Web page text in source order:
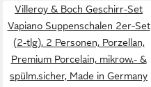
Villeroy & Boch Geschirr-Set
Vapiano Suppenschalen 2er-Set
(2-tlg), 2 Personen, Porzellan,
Premium Porcelain, mikrow.- &
spülm.sicher, Made in Germany